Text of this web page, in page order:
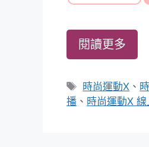
閱讀更多
標
籤
時尚運動X 、
播 、 時尚運動X